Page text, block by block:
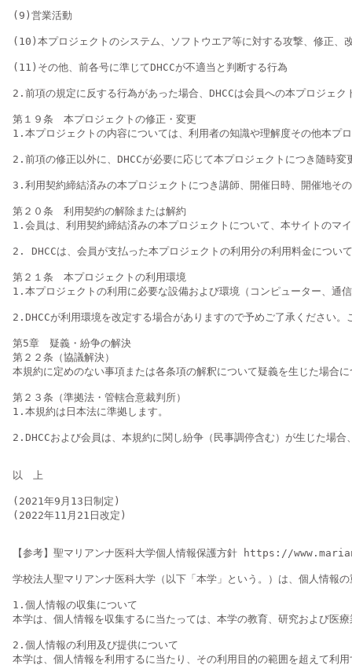
(9)営業活動
(10)本プロジェクトのシステム、ソフトウエア等に対する攻撃、修正、
(11)その他、前各号に準じてDHCCが不適当と判断する行為
2.前項の規定に反する行為があった場合、DHCCは会員への本プロジェ
第１９条　本プロジェクトの修正・変更
1.本プロジェクトの内容については、利用者の知識や理解度その他本プ
2.前項の修正以外に、DHCCが必要に応じて本プロジェクトにつき随時
3.利用契約締結済みの本プロジェクトにつき講師、開催日時、開催地そ
第２０条　利用契約の解除または解約
1.会員は、利用契約締結済みの本プロジェクトについて、本サイトのマ
2. DHCCは、会員が支払った本プロジェクトの利用分の利用料金につい
第２１条　本プロジェクトの利用環境
1.本プロジェクトの利用に必要な設備および環境（コンピューター、通
2.DHCCが利用環境を改定する場合がありますので予めご了承ください
第5章　疑義・紛争の解決
第２２条（協議解決）
本規約に定めのない事項または各条項の解釈について疑義を生じた場合
第２３条（準拠法・管轄合意裁判所）
1.本規約は日本法に準拠します。
2.DHCCおよび会員は、本規約に関し紛争（民事調停含む）が生じた場
以　上
(2021年9月13日制定)
(2022年11月21日改定)
【参考】聖マリアンナ医科大学個人情報保護方針 https://
学校法人聖マリアンナ医科大学（以下「本学」という。）は、個人情報
1.個人情報の収集について
本学は、個人情報を収集するに当たっては、本学の教育、研究および医
2.個人情報の利用及び提供について
本学は、個人情報を利用するに当たり、その利用目的の範囲を超えて利